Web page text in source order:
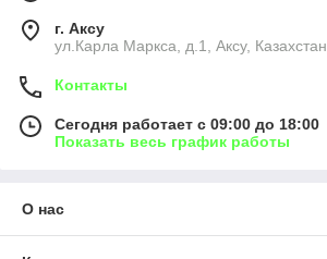
г. Аксу
ул.Карла Маркса, д.1, Аксу, Казахстан
Контакты
Сегодня работает с 09:00 до 18:00
Показать весь график работы
О нас